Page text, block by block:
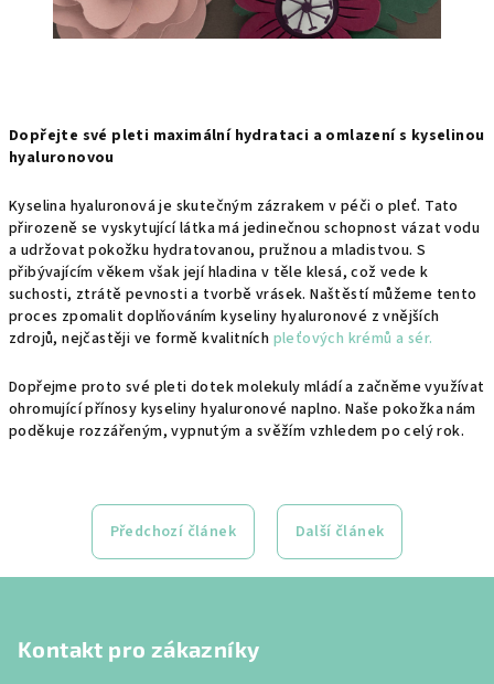
Dopřejte své pleti maximální hydrataci a omlazení s kyselinou
hyaluronovou
Kyselina hyaluronová je skutečným zázrakem v péči o pleť. Tato
přirozeně se vyskytující látka má jedinečnou schopnost vázat vodu
a udržovat pokožku hydratovanou, pružnou a mladistvou. S
přibývajícím věkem však její hladina v těle klesá, což vede k
suchosti, ztrátě pevnosti a tvorbě vrásek. Naštěstí můžeme tento
proces zpomalit doplňováním kyseliny hyaluronové z vnějších
zdrojů, nejčastěji ve formě kvalitních pleťových krémů a sér.
Dopřejme proto své pleti dotek molekuly mládí a začněme využívat
ohromující přínosy kyseliny hyaluronové naplno. Naše pokožka nám
poděkuje rozzářeným, vypnutým a svěžím vzhledem po celý rok.
Předchozí článek Další článek
Kontakt pro zákazníky